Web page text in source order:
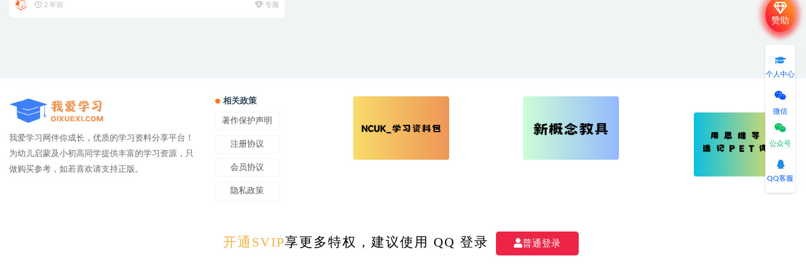
2 年前 专属
我爱学习网伴你成长，优质的学习资料分享平台！
为幼儿启蒙及小初高同学提供丰富的学习资源，只
做购买参考，如若喜欢请支持正版。
相关政策
著作保护声明
注册协议
会员协议
隐私政策
OIXUEXI.COM - All rights reserved 我爱学习 版权所有 | 备案号：湘ICP备2023007409号-1 | 湘公网安备 43040802000191号
赞助
个人中心
微信
公众号
QQ客服
开通SVIP享更多特权，建议使用 QQ 登录 普通登录